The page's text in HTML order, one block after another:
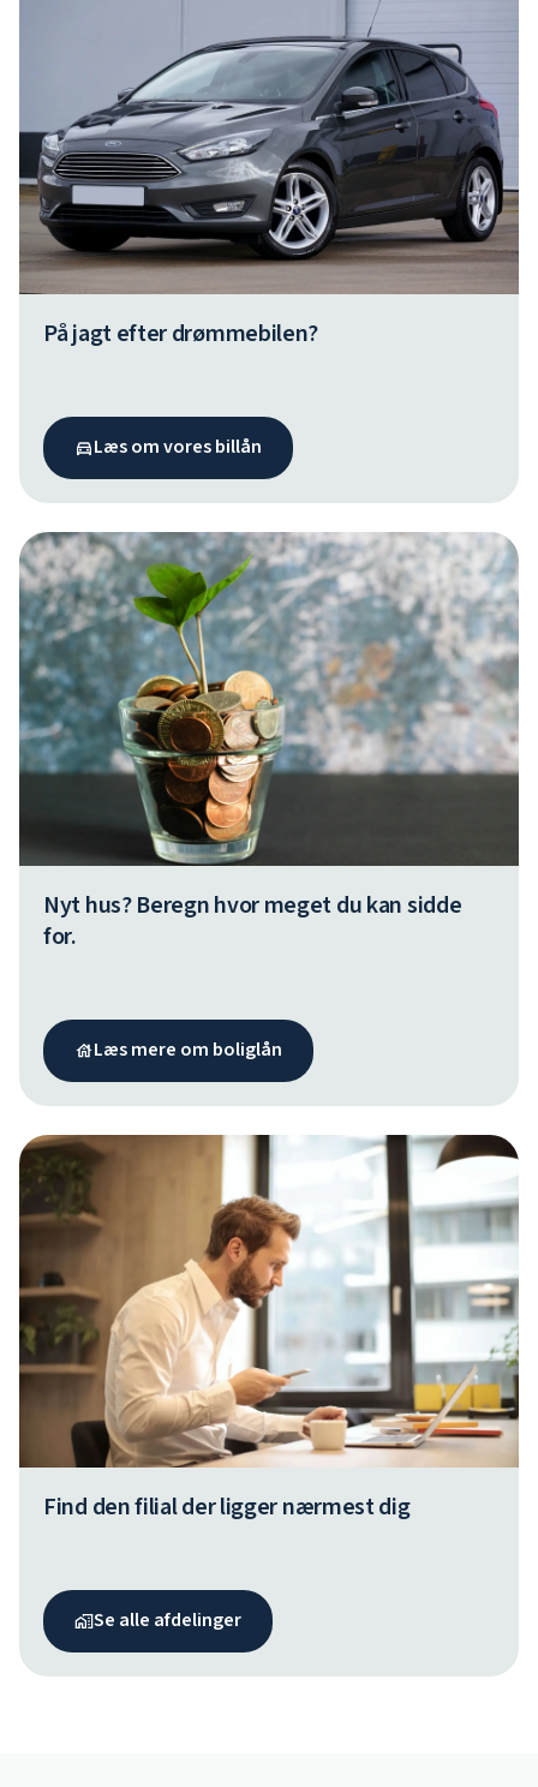
På jagt efter drømmebilen?
Læs om vores billån
Nyt hus? Beregn hvor meget du kan sidde
for.
Læs mere om boliglån
Find den filial der ligger nærmest dig
Se alle afdelinger